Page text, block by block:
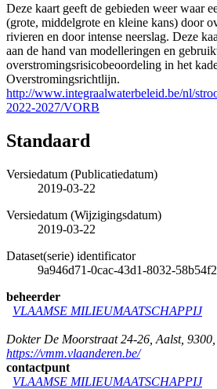
Deze kaart geeft de gebieden weer waar
(grote, middelgrote en kleine kans) door
rivieren en door intense neerslag. Deze
aan de hand van modelleringen en
overstromingsrisicobeoordeling in het
Overstromingsrichtlijn.
http://www.integraalwaterbeleid.be/nl/
2022-2027/VORB
Standaard
Versiedatum (Publicatiedatum)
2019-03-22
Versiedatum (Wijzigingsdatum)
2019-03-22
Dataset(serie) identificator
9a946d71-0cac-43d1-8032-
beheerder
VLAAMSE MILIEUMAATSCHAPPIJ
Dokter De Moorstraat 24-26 Aalst, 9300
https://vmm.vlaanderen.be/
contactpunt
VLAAMSE MILIEUMAATSCHAPPIJ